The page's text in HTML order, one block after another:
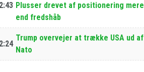
Plusser drevet af positionering mere
end fredshåb
Trump overvejer at trække USA ud af
Nato